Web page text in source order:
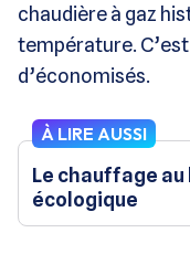
chaudière à gaz
température.
d’économisés.
À LIRE AUSSI
Le chauffage
écologique